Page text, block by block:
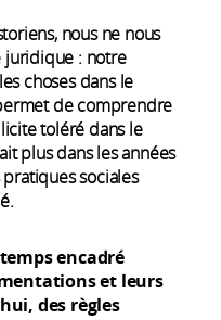
nous ne nous
juridique : notre
choses dans le
de comprendre
toléré dans le
plus dans les années
sociales
encadré
et leurs
des règles